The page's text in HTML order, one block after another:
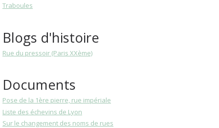
Traboules
Blogs d'histoire
Rue du pressoir (Paris XXème)
Documents
Pose de la 1ère pierre, rue impériale
Liste des échevins de Lyon
Sur le changement des noms de rues